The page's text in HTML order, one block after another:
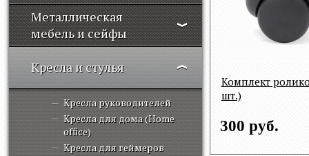
Металлическая
мебель и сейфы
Кресла и стулья
Кресла руководителей
Кресла для дома (Home
office)
Кресла для геймеров
Комплект
шт.)
300 руб.